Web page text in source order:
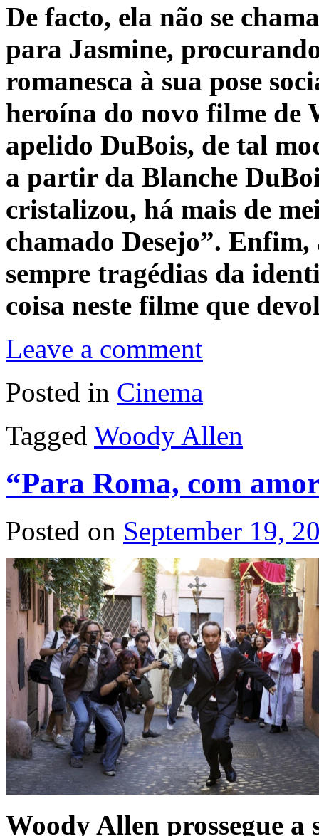
De facto, ela não se
para Jasmine,
romanesca à sua pose
heroína do novo filme de
apelido DuBois, de tal
a partir da Blanche
cristalizou, há mais de
chamado Desejo”. Enfim,
sempre tragédias da
coisa neste filme que
Leave a comment
Posted in Cinema
Tagged Woody Allen
“Para Roma, com
Posted on September 19,
Woody Allen prossegue